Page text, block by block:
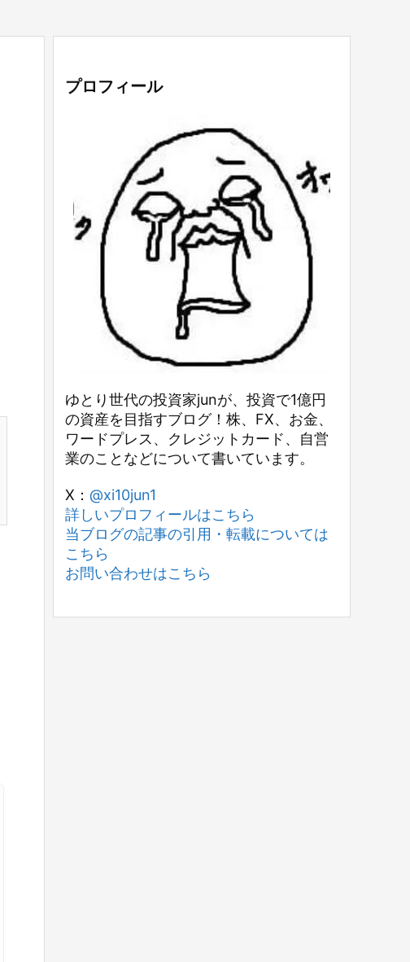
プロフィール
ゆとり世代の投資家junが、投資で1億円
の資産を目指すブログ！株、FX、お金、
ワードプレス、クレジットカード、自営
業のことなどについて書いています。
X： @xi10jun1
詳しいプロフィールはこちら
当ブログの記事の引用・転載については
こちら
お問い合わせはこちら